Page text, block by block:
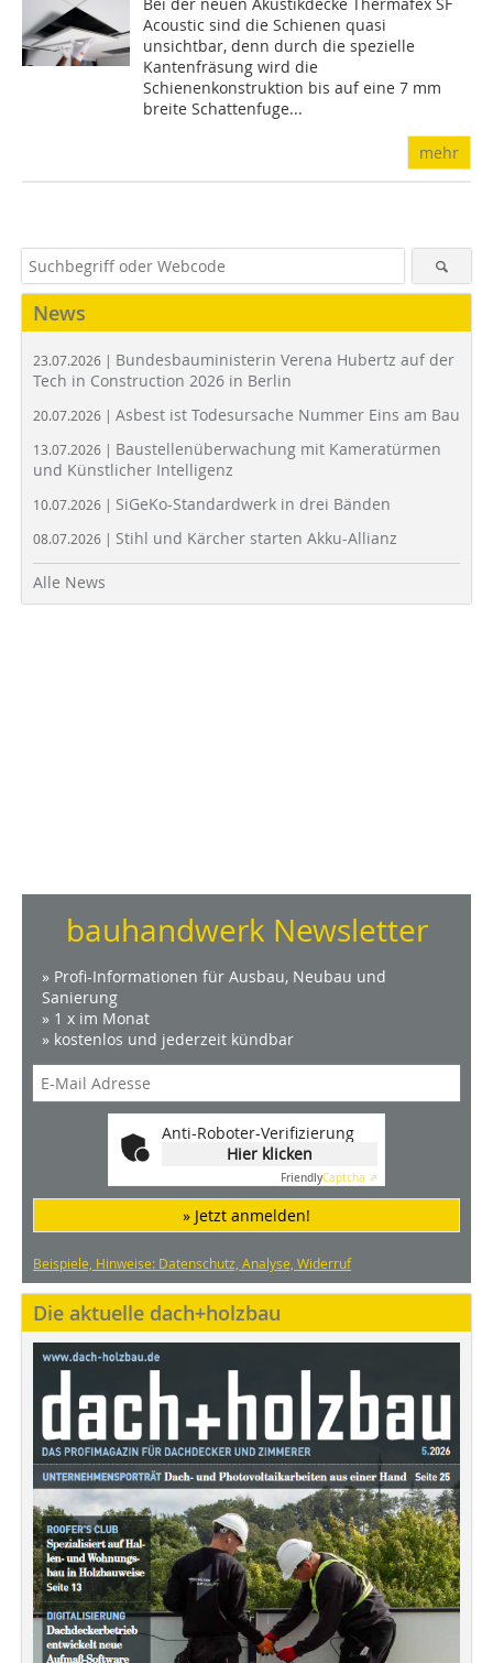
Bei der neuen Akustikdecke Thermafex SF
Acoustic sind die Schienen quasi
unsichtbar, denn durch die spezielle
Kantenfräsung wird die
Schienenkonstruktion bis auf eine 7 mm
breite Schattenfuge...
mehr
News
23.07.2026 | Bundesbauministerin Verena Hubertz auf der
Tech in Construction 2026 in Berlin
20.07.2026 | Asbest ist Todesursache Nummer Eins am Bau
13.07.2026 | Baustellenüberwachung mit Kameratürmen
und Künstlicher Intelligenz
10.07.2026 | SiGeKo-Standardwerk in drei Bänden
08.07.2026 | Stihl und Kärcher starten Akku-Allianz
Alle News
bauhandwerk Newsletter
» Profi-Informationen für Ausbau, Neubau und
Sanierung
» 1 x im Monat
» kostenlos und jederzeit kündbar
Anti-Roboter-Verifizierung
Hier klicken
FriendlyCaptcha ⇗
» Jetzt anmelden!
Beispiele, Hinweise: Datenschutz, Analyse, Widerruf
Die aktuelle dach+holzbau